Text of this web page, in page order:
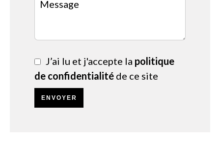
J’ai lu et j'accepte la politique
de confidentialité de ce site
ENVOYER